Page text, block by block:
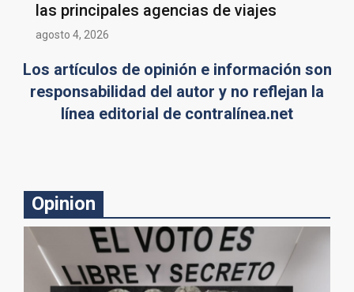
las principales agencias de viajes
agosto 4, 2026
Los artículos de opinión e información son
responsabilidad del autor y no reflejan la
línea editorial de contralínea.net
Opinion